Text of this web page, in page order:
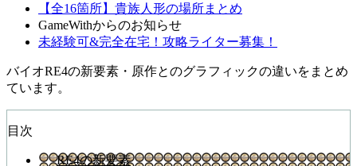
【全16箇所】貴族人形の場所まとめ
GameWithからのお知らせ
未経験可&完全在宅！攻略ライター募集！
バイオRE4の新要素・原作とのグラフィックの違いをまとめ
ています。
目次
RE4の新要素